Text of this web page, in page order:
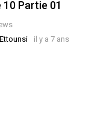
10 Partie 01
il y a 7 ans